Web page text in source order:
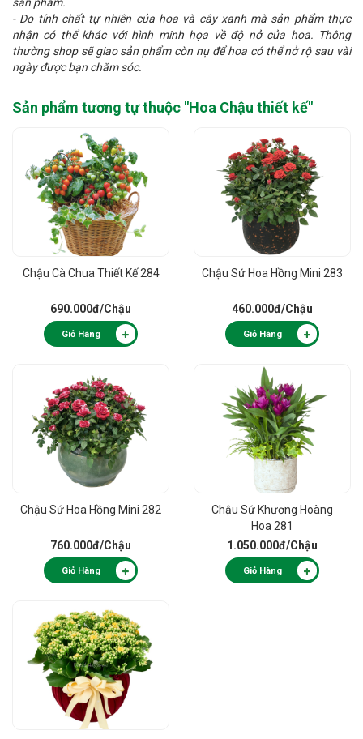
- Do tính chất tự nhiên của hoa và cây xanh mà sản phẩm thực
nhận có thể khác với hình minh họa về độ nở của hoa. Thông
thường shop sẽ giao sản phẩm còn nụ để hoa có thể nở rộ sau vài
ngày được bạn chăm sóc.
Sản phẩm tương tự thuộc "Hoa Chậu thiết kế"
Chậu Cà Chua Thiết Kế 284
690.000đ/Chậu
Giỏ Hàng
Chậu Sứ Hoa Hồng Mini 283
460.000đ/Chậu
Giỏ Hàng
Chậu Sứ Hoa Hồng Mini 282
760.000đ/Chậu
Giỏ Hàng
Chậu Sứ Khương Hoàng
Hoa 281
1.050.000đ/Chậu
Giỏ Hàng